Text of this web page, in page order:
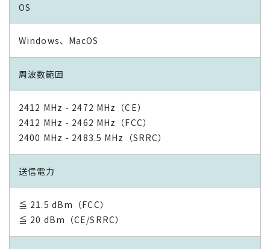
OS
Windows、MacOS
周波数範囲
2412 MHz - 2472 MHz（CE）
2412 MHz - 2462 MHz（FCC）
2400 MHz - 2483.5 MHz（SRRC）
送信電力
≦ 21.5 dBm（FCC）
≦ 20 dBm（CE/SRRC）